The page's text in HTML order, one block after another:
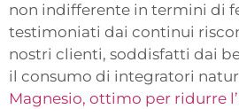
non indifferente in termini di
testimoniati dai continui
nostri clienti, soddisfatti dai
il consumo di integratori
Magnesio, ottimo per ridurre